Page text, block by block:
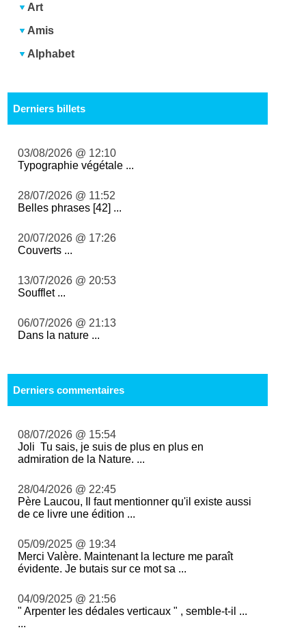
Art
Amis
Alphabet
Derniers billets
03/08/2026 @ 12:10
Typographie végétale ...
28/07/2026 @ 11:52
Belles phrases [42] ...
20/07/2026 @ 17:26
Couverts ...
13/07/2026 @ 20:53
Soufflet ...
06/07/2026 @ 21:13
Dans la nature ...
Derniers commentaires
08/07/2026 @ 15:54
Joli Tu sais, je suis de plus en plus en
admiration de la Nature. ...
28/04/2026 @ 22:45
Père Laucou, Il faut mentionner qu'il existe aussi
de ce livre une édition ...
05/09/2025 @ 19:34
Merci Valère. Maintenant la lecture me paraît
évidente. Je butais sur ce mot sa ...
04/09/2025 @ 21:56
" Arpenter les dédales verticaux " , semble-t-il ...
...